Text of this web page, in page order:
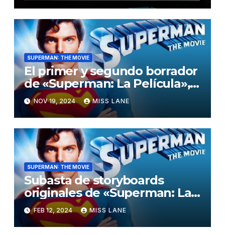
SUPERMAN: THE MOVIE
El primer y segundo borrador
de «Superman: La Película»,
de Mario Puzo, disponibles
online en línea
NOV 19, 2024 MISS LANE
SUPERMAN: THE MOVIE
Subasta de storyboards
originales de «Superman: La
película»
FEB 12, 2024 MISS LANE